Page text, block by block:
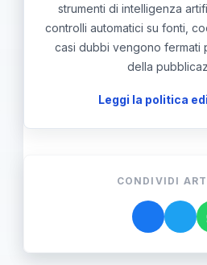
strumenti di intelligenza
controlli automatici su fonti,
casi dubbi vengono fermati
della
Leggi la politica
CONDIVIDI